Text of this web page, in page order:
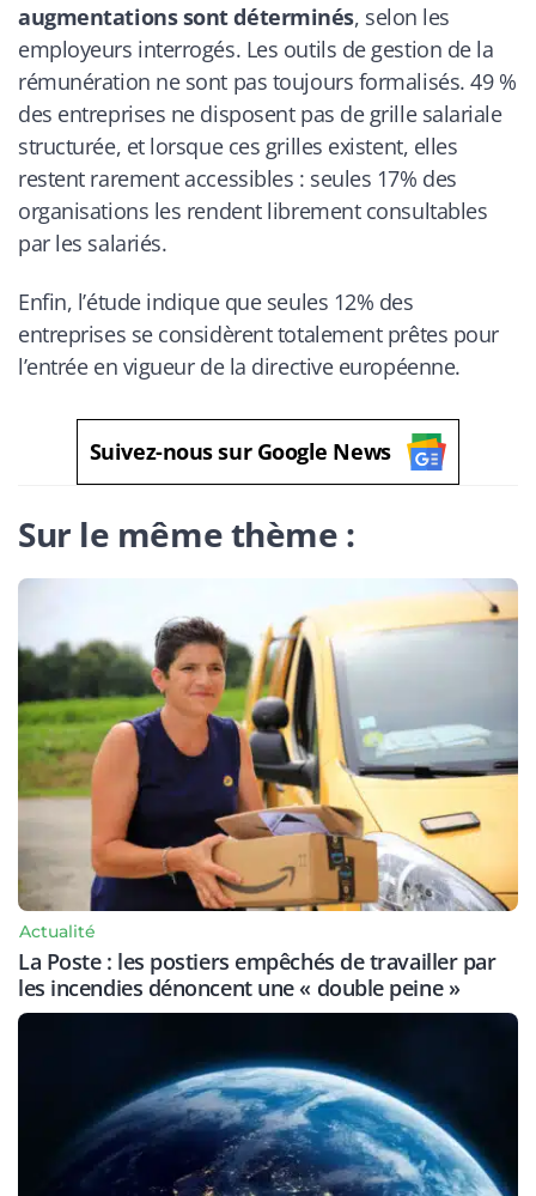
augmentations sont déterminés, selon les
employeurs interrogés. Les outils de gestion de la
rémunération ne sont pas toujours formalisés. 49 %
des entreprises ne disposent pas de grille salariale
structurée, et lorsque ces grilles existent, elles
restent rarement accessibles : seules 17% des
organisations les rendent librement consultables
par les salariés.
Enfin, l’étude indique que seules 12% des
entreprises se considèrent totalement prêtes pour
l’entrée en vigueur de la directive européenne.
Suivez-nous sur Google News
Sur le même thème :
Actualité
La Poste : les postiers empêchés de travailler par
les incendies dénoncent une « double peine »